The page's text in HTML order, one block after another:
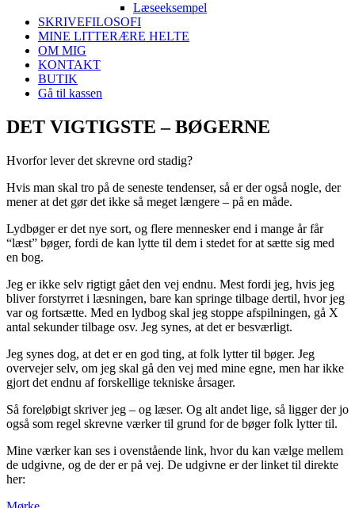
Læseeksempel
SKRIVEFILOSOFI
MINE LITTERÆRE HELTE
OM MIG
KONTAKT
BUTIK
Gå til kassen
DET VIGTIGSTE – BØGERNE
Hvorfor lever det skrevne ord stadig?
Hvis man skal tro på de seneste tendenser, så er der også nogle, der
mener at det gør det ikke så meget længere – på en måde.
Lydbøger er det nye sort, og flere mennesker end i mange år får
“læst” bøger, fordi de kan lytte til dem i stedet for at sætte sig med
en bog.
Jeg er ikke selv rigtigt gået den vej endnu. Mest fordi jeg, hvis jeg
bliver forstyrret i læsningen, bare kan springe tilbage dertil, hvor jeg
var og fortsætte. Med en lydbog skal jeg stoppe afspilningen, gå X
antal sekunder tilbage osv. Jeg synes, at det er besværligt.
Jeg synes dog, at det er en god ting, at folk lytter til bøger. Jeg
overvejer selv, om jeg skal gå den vej med mine egne, men har ikke
gjort det endnu af forskellige tekniske årsager.
Så foreløbigt skriver jeg – og læser. Og alt andet lige, så ligger der jo
også som regel skrevne værker til grund for de bøger folk lytter til.
Mine værker kan ses i ovenstående link, hvor du kan vælge mellem
de udgivne, og de der er på vej. De udgivne er der linket til direkte
her: